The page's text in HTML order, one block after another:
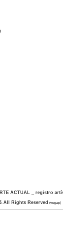
ACTUAL registro
All Rights Reserved (vegap)